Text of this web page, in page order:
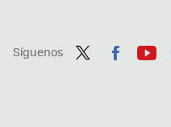
Síguenos